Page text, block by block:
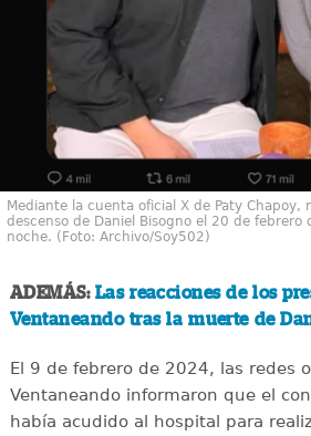
Mediante la cuenta oficial X de Paty Chapoy,
descenso de Daniel Bisogno el 20 de febrero
noche. (Foto: Archivo/Soy502)
ADEMÁS:Las reacciones de los
Ventaneando tras la muerte de
El 9 de febrero de 2024, las redes
Ventaneando informaron que el
había acudido al hospital para